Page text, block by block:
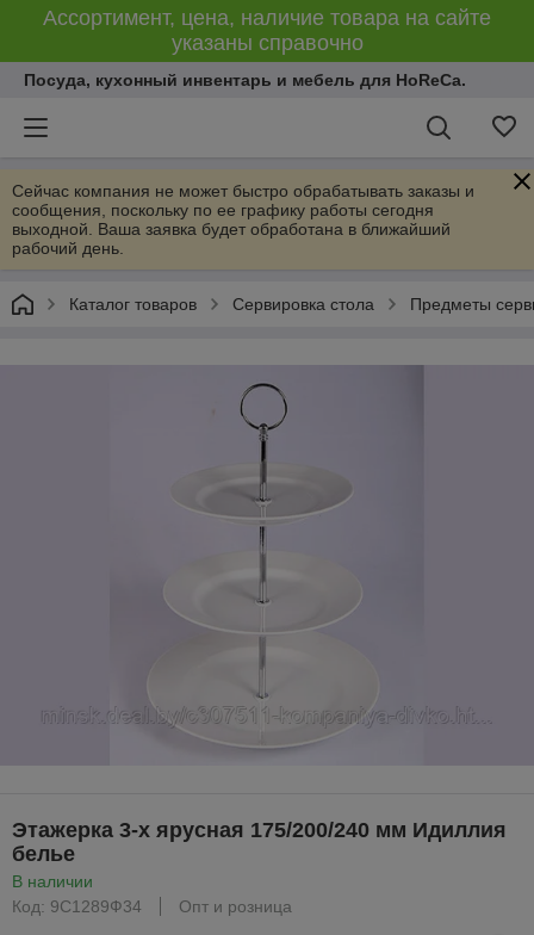
Ассортимент, цена, наличие товара на сайте
указаны справочно
Посуда, кухонный инвентарь и мебель для HoReCa.
Сейчас компания не может быстро обрабатывать заказы и
сообщения, поскольку по ее графику работы сегодня
выходной. Ваша заявка будет обработана в ближайший
рабочий день.
Каталог товаров Сервировка стола Предметы
Этажерка 3-х ярусная 175/200/240 мм Идиллия
белье
В наличии
Код: 9С1289Ф34
Опт и розница